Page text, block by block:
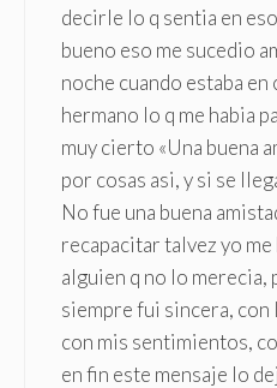
decirle lo q sentia en
bueno eso me sucedio
noche cuando estaba en
hermano lo q me habia
muy cierto «Una buena
por cosas asi, y si se
No fue una buena
recapacitar talvez yo
alguien q no lo merecia,
siempre fui sincera, con
con mis sentimientos,
en fin este mensaje lo